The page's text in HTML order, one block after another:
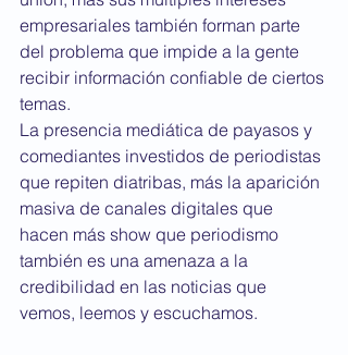
empresariales también forman parte
del problema que impide a la gente
recibir información confiable de ciertos
temas.
La presencia mediática de payasos y
comediantes investidos de periodistas
que repiten diatribas, más la aparición
masiva de canales digitales que
hacen más show que periodismo
también es una amenaza a la
credibilidad en las noticias que
vemos, leemos y escuchamos.